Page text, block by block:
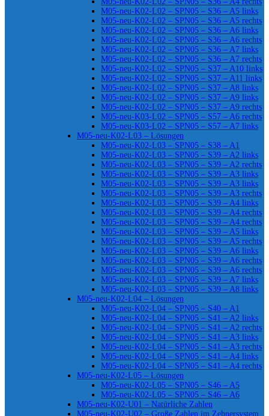
M05-neu-K02-L02 – SPN05 – S36 – A5 links
M05-neu-K02-L02 – SPN05 – S36 – A5 rechts
M05-neu-K02-L02 – SPN05 – S36 – A6 links
M05-neu-K02-L02 – SPN05 – S36 – A6 rechts
M05-neu-K02-L02 – SPN05 – S36 – A7 links
M05-neu-K02-L02 – SPN05 – S36 – A7 rechts
M05-neu-K02-L02 – SPN05 – S37 – A10 links
M05-neu-K02-L02 – SPN05 – S37 – A11 links
M05-neu-K02-L02 – SPN05 – S37 – A8 links
M05-neu-K02-L02 – SPN05 – S37 – A9 links
M05-neu-K02-L02 – SPN05 – S37 – A9 rechts
M05-neu-K03-L02 – SPN05 – S57 – A6 rechts
M05-neu-K03-L02 – SPN05 – S57 – A7 links
M05-neu-K02-L03 – Lösungen
M05-neu-K02-L03 – SPN05 – S38 – A1
M05-neu-K02-L03 – SPN05 – S39 – A2 links
M05-neu-K02-L03 – SPN05 – S39 – A2 rechts
M05-neu-K02-L03 – SPN05 – S39 – A3 links
M05-neu-K02-L03 – SPN05 – S39 – A3 links
M05-neu-K02-L03 – SPN05 – S39 – A3 rechts
M05-neu-K02-L03 – SPN05 – S39 – A4 links
M05-neu-K02-L03 – SPN05 – S39 – A4 rechts
M05-neu-K02-L03 – SPN05 – S39 – A4 rechts
M05-neu-K02-L03 – SPN05 – S39 – A5 links
M05-neu-K02-L03 – SPN05 – S39 – A5 rechts
M05-neu-K02-L03 – SPN05 – S39 – A6 links
M05-neu-K02-L03 – SPN05 – S39 – A6 rechts
M05-neu-K02-L03 – SPN05 – S39 – A6 rechts
M05-neu-K02-L03 – SPN05 – S39 – A7 links
M05-neu-K02-L03 – SPN05 – S39 – A8 links
M05-neu-K02-L04 – Lösungen
M05-neu-K02-L04 – SPN05 – S40 – A1
M05-neu-K02-L04 – SPN05 – S41 – A2 links
M05-neu-K02-L04 – SPN05 – S41 – A2 rechts
M05-neu-K02-L04 – SPN05 – S41 – A3 links
M05-neu-K02-L04 – SPN05 – S41 – A3 rechts
M05-neu-K02-L04 – SPN05 – S41 – A4 links
M05-neu-K02-L04 – SPN05 – S41 – A4 rechts
M05-neu-K02-L05 – Lösungen
M05-neu-K02-L05 – SPN05 – S46 – A5
M05-neu-K02-L05 – SPN05 – S46 – A6
M05-neu-K02-U01 – Natürliche Zahlen
M05-neu-K02-U02 – Große Zahlen im Zehnersystem